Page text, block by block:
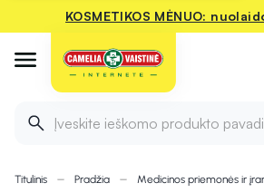
KOSMETIKOS MĖNUO:
Įveskite ieškomo produkto
Titulinis Pradžia Medicinos priemonės ir